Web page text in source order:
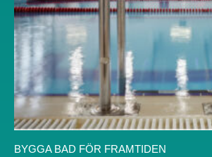
BYGGA BAD FÖR FRAMTIDEN